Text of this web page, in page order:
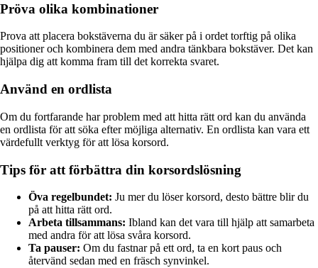
Pröva olika kombinationer
Prova att placera bokstäverna du är säker på i ordet torftig på olika
positioner och kombinera dem med andra tänkbara bokstäver. Det kan
hjälpa dig att komma fram till det korrekta svaret.
Använd en ordlista
Om du fortfarande har problem med att hitta rätt ord kan du använda
en ordlista för att söka efter möjliga alternativ. En ordlista kan vara ett
värdefullt verktyg för att lösa korsord.
Tips för att förbättra din korsordslösning
Öva regelbundet: Ju mer du löser korsord, desto bättre blir du
på att hitta rätt ord.
Arbeta tillsammans: Ibland kan det vara till hjälp att samarbeta
med andra för att lösa svåra korsord.
Ta pauser: Om du fastnar på ett ord, ta en kort paus och
återvänd sedan med en fräsch synvinkel.